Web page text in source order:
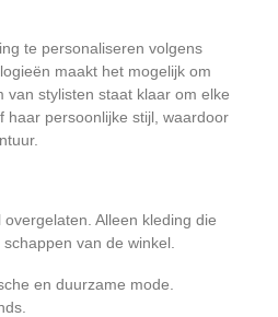
te personaliseren volgens
maakt het mogelijk om
stylisten staat klaar om elke
haar persoonlijke stijl, waardoor
Alleen kleding die
van de winkel.
en duurzame mode.